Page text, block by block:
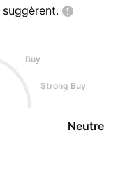
suggèrent.
Buy
Strong Buy
Neutre